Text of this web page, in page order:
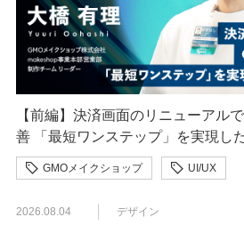
【前編】決済画面のリニューアル
善 「最短ワンステップ」を実現し
GMOメイクショップ
UI/UX
2026.08.04
デザイン